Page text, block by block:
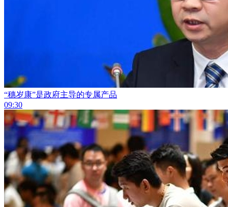
“穗岁康”是政府主导的专属产品
09:30